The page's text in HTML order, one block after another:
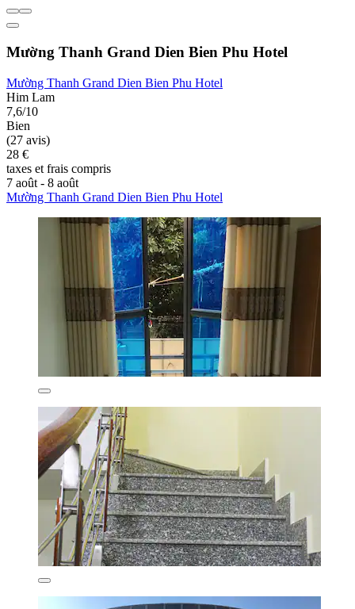
Mường Thanh Grand Dien Bien Phu Hotel
Mường Thanh Grand Dien Bien Phu Hotel
Him Lam
7,6/10
Bien
(27 avis)
28 €
taxes et frais compris
7 août - 8 août
Mường Thanh Grand Dien Bien Phu Hotel